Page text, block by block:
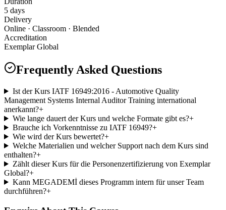
5 days
Delivery
Online · Classroom · Blended
Accreditation
Exemplar Global
Frequently Asked Questions
Ist der Kurs IATF 16949:2016 - Automotive Quality
Management Systems Internal Auditor Training international
anerkannt?+
Wie lange dauert der Kurs und welche Formate gibt es?+
Brauche ich Vorkenntnisse zu IATF 16949?+
Wie wird der Kurs bewertet?+
Welche Materialien und welcher Support nach dem Kurs sind
enthalten?+
Zählt dieser Kurs für die Personenzertifizierung von Exemplar
Global?+
Kann MEGADEMİ dieses Programm intern für unser Team
durchführen?+